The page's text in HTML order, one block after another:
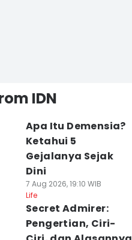
IDN
Apa Itu Demensia?
Ketahui 5
Gejalanya Sejak
Dini
7 Aug 2026, 19:10 WIB
Life
Secret Admirer:
Pengertian, Ciri-